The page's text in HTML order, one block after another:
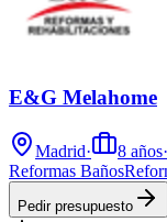
E&G Melahome
Madrid· 8 años·
Reformas Baños
Pedir presupuesto